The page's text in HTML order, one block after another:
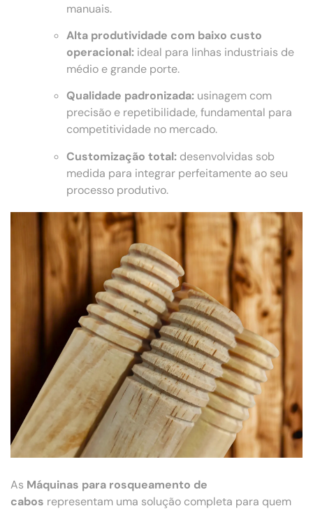
manuais.
Alta produtividade com baixo custo
operacional: ideal para linhas industriais de
médio e grande porte.
Qualidade padronizada: usinagem com
precisão e repetibilidade, fundamental para
competitividade no mercado.
Customização total: desenvolvidas sob
medida para integrar perfeitamente ao seu
processo produtivo.
As Máquinas para rosqueamento de
cabos representam uma solução completa para quem